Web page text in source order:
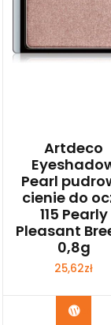
Artdeco
Pearl
cienie do
115 Pearly
Pleasant
0,8g
25,62zł